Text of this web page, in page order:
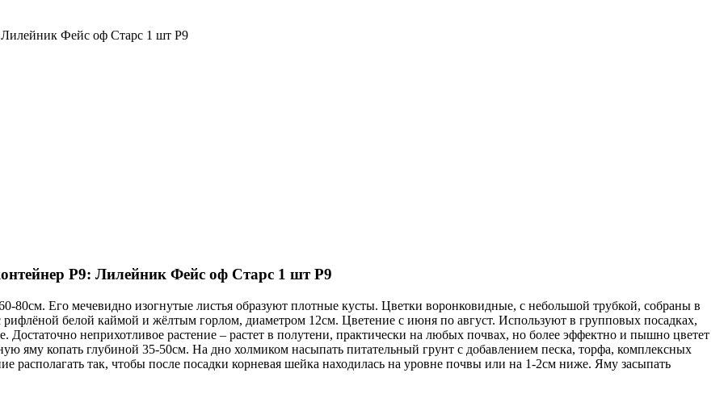
Фейс оф Старс 1 шт Р9
Р9: Лилейник Фейс оф Старс 1 шт Р9
Его мечевидно изогнутые листья образуют плотные кусты. Цветки воронковидные, с небольшой трубкой, собраны в
белой каймой и жёлтым горлом, диаметром 12см. Цветение с июня по август. Используют в групповых посадках,
Достаточно неприхотливое растение – растет в полутени, практически на любых почвах, но более эффектно и пышно цветет
яму копать глубиной 35-50см. На дно холмиком насыпать питательный грунт с добавлением песка, торфа, комплексных
располагать так, чтобы после посадки корневая шейка находилась на уровне почвы или на 1-2см ниже. Яму засыпать